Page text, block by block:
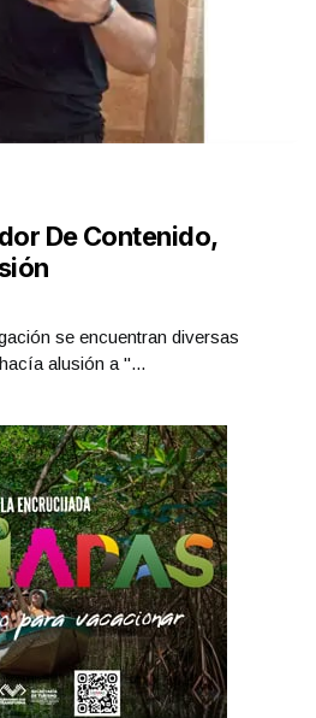
De Contenido,
se encuentran diversas
alusión a "...